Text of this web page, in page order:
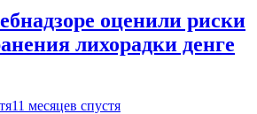
оценили риски
лихорадки денге
11 месяцев спустя